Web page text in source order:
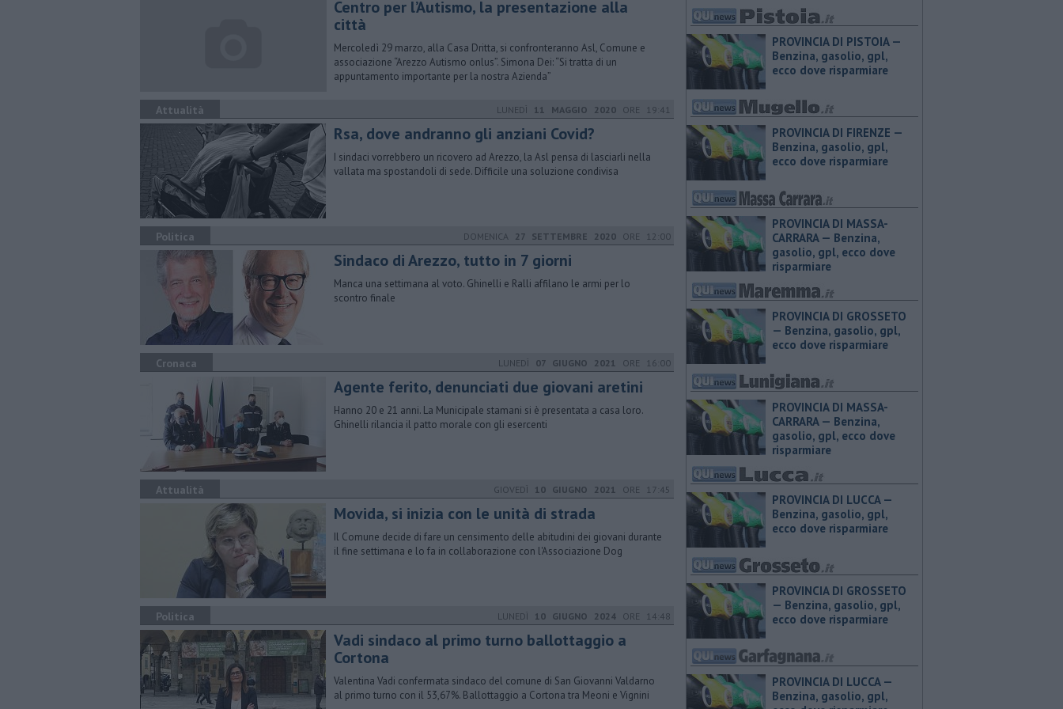
Centro per l’Autismo, la presentazione alla
città
Mercoledì 29 marzo, alla Casa Dritta, si confronteranno Asl, Comune e
associazione “Arezzo Autismo onlus”. Simona Dei: “Si tratta di un
appuntamento importante per la nostra Azienda”
Attualità LUNEDÌ 11 MAGGIO 2020 ORE 19:41
Rsa, dove andranno gli anziani Covid?
I sindaci vorrebbero un ricovero ad Arezzo, la Asl pensa di lasciarli nella
vallata ma spostandoli di sede. Difficile una soluzione condivisa
Politica DOMENICA 27 SETTEMBRE 2020 ORE 12:00
Sindaco di Arezzo, tutto in 7 giorni
Manca una settimana al voto. Ghinelli e Ralli affilano le armi per lo
scontro finale
Cronaca LUNEDÌ 07 GIUGNO 2021 ORE 16:00
Agente ferito, denunciati due giovani aretini
Hanno 20 e 21 anni. La Municipale stamani si è presentata a casa loro.
Ghinelli rilancia il patto morale con gli esercenti
Attualità GIOVEDÌ 10 GIUGNO 2021 ORE 17:45
Movida, si inizia con le unità di strada
Il Comune decide di fare un censimento delle abitudini dei giovani durante
il fine settimana e lo fa in collaborazione con l'Associazione Dog
Politica LUNEDÌ 10 GIUGNO 2024 ORE 14:48
Vadi sindaco al primo turno ballottaggio a
Cortona
Valentina Vadi confermata sindaco del comune di San Giovanni Valdarno
al primo turno con il 53,67%. Ballottaggio a Cortona tra Meoni e Vignini
PROVINCIA DI PISTOIA — ​
Benzina, gasolio, gpl,
ecco dove risparmiare
PROVINCIA DI FIRENZE — ​
Benzina, gasolio, gpl,
ecco dove risparmiare
PROVINCIA DI MASSA-
CARRARA — ​Benzina,
gasolio, gpl, ecco dove
risparmiare
PROVINCIA DI GROSSETO
— ​Benzina, gasolio, gpl,
ecco dove risparmiare
PROVINCIA DI MASSA-
CARRARA — ​Benzina,
gasolio, gpl, ecco dove
risparmiare
PROVINCIA DI LUCCA — ​
Benzina, gasolio, gpl,
ecco dove risparmiare
PROVINCIA DI GROSSETO
— ​Benzina, gasolio, gpl,
ecco dove risparmiare
PROVINCIA DI LUCCA — ​
Benzina, gasolio, gpl,